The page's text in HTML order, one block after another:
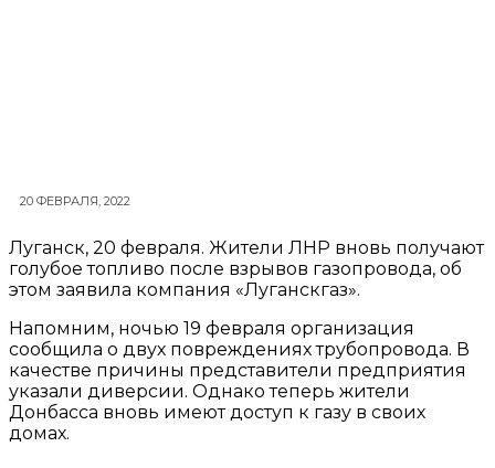
20 ФЕВРАЛЯ, 2022
Луганск, 20 февраля. Жители ЛНР вновь получают
голубое топливо после взрывов газопровода, об
этом заявила компания «Луганскгаз».
Напомним, ночью 19 февраля организация
сообщила о двух повреждениях трубопровода. В
качестве причины представители предприятия
указали диверсии. Однако теперь жители
Донбасса вновь имеют доступ к газу в своих
домах.